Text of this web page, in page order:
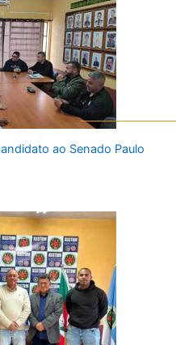
ao Senado Paulo